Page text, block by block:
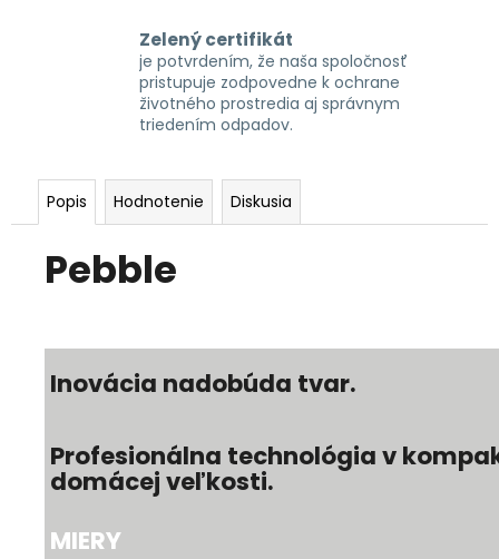
Zelený certifikát
je potvrdením, že naša spoločnosť
pristupuje zodpovedne k ochrane
životného prostredia aj správnym
triedením odpadov.
Popis Hodnotenie Diskusia
Pebble
Inovácia nadobúda tvar.
Profesionálna technológia v
domácej veľkosti.
MIERY